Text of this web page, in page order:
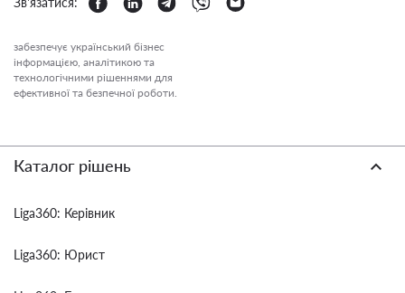
забезпечує український бізнес
інформацією, аналітикою та
технологічними рішеннями для
ефективної та безпечної роботи.
Каталог рішень
Liga360: Керівник
Liga360: Юрист